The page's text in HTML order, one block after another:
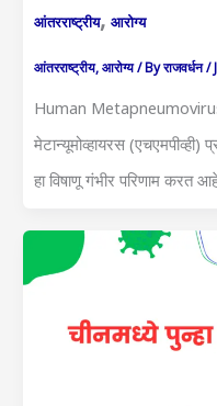
आंतरराष्ट्रीय, आरोग्य
आंतरराष्ट्रीय,आरोग्य/ Byराजवर्धन/
Human
मेटान्यूमोव्हायरस
हा विषाणू गंभीर परिणाम करत